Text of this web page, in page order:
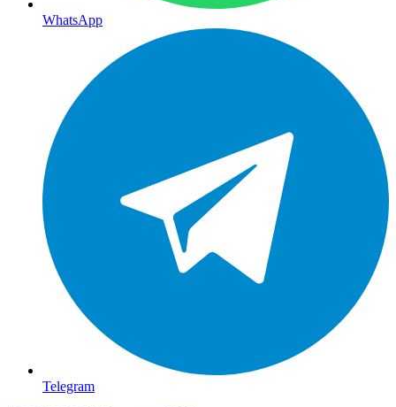
WhatsApp
Telegram